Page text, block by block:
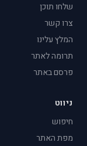
שלחו תוכן
צרו קשר
המלץ עלינו
תרומה לאתר
פרסם באתר
ניווט
חיפוש
מפת האתר